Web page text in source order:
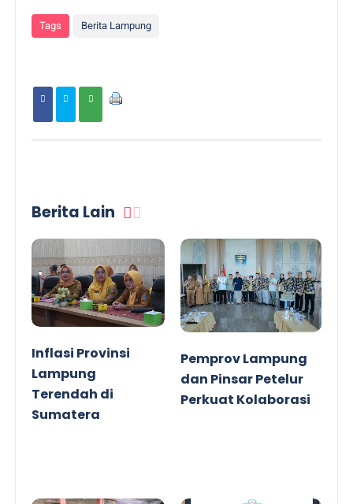
Tags Berita Lampung
Berita Lain
Inflasi Provinsi
Lampung
Terendah di
Sumatera
Pemprov Lampung
dan Pinsar Petelur
Perkuat Kolaborasi